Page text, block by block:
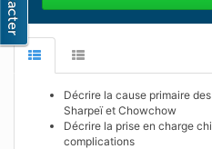
Décrire la cause primaire
Sharpeï et Chowchow
Décrire la prise en charge
complications